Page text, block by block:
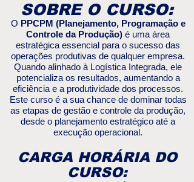
SOBRE O CURSO:
O PPCPM (Planejamento, Programação e
Controle da Produção) é uma área
estratégica essencial para o sucesso das
operações produtivas de qualquer empresa.
Quando alinhado à Logística Integrada, ele
potencializa os resultados, aumentando a
eficiência e a produtividade dos processos.
Este curso é a sua chance de dominar todas
as etapas de gestão e controle da produção,
desde o planejamento estratégico até a
execução operacional.
CARGA HORÁRIA DO
CURSO: